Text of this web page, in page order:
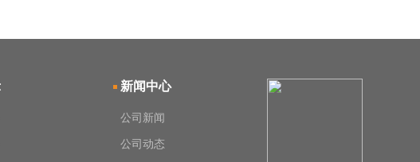
新闻中心
公司新闻
公司动态